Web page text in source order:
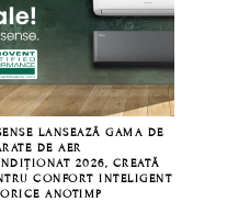
LANSEAZĂ GAMA DE
DE AER
2026, CREATĂ
CONFORT INTELIGENT
ANOTIMP